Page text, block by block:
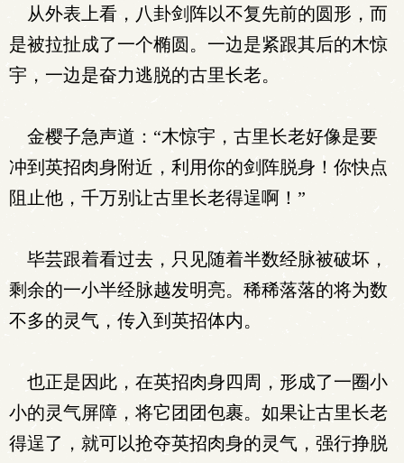
从外表上看，八卦剑阵以不复先前的圆形，而
是被拉扯成了一个椭圆。一边是紧跟其后的木惊
宇，一边是奋力逃脱的古里长老。
金樱子急声道：“木惊宇，古里长老好像是要
冲到英招肉身附近，利用你的剑阵脱身！你快点
阻止他，千万别让古里长老得逞啊！”
毕芸跟着看过去，只见随着半数经脉被破坏，
剩余的一小半经脉越发明亮。稀稀落落的将为数
不多的灵气，传入到英招体内。
也正是因此，在英招肉身四周，形成了一圈小
小的灵气屏障，将它团团包裹。如果让古里长老
得逞了，就可以抢夺英招肉身的灵气，强行挣脱